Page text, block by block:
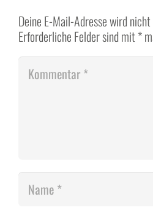
Deine E-Mail-Adresse wird
Erforderliche Felder sind mit *